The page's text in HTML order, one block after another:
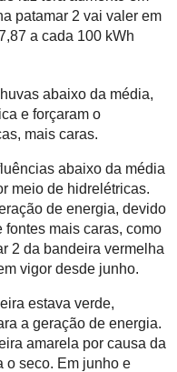
patamar 2 vai valer em
a cada 100 kWh
abaixo da média,
e forçaram o
mais caras.
abaixo da média
meio de hidrelétricas.
de energia, devido
mais caras, como
2 da bandeira vermelha
vigor desde junho.
estava verde,
a geração de energia.
amarela por causa da
o seco. Em junho e